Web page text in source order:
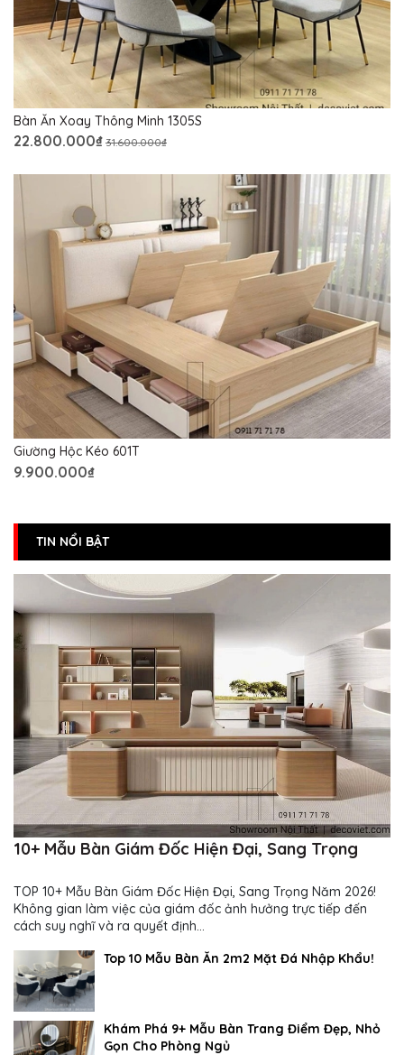
Bàn Ăn Xoay Thông Minh 1305S
22.800.000₫ 31.600.000₫
Giường Hộc Kéo 601T
9.900.000₫
TIN NỔI BẬT
10+ Mẫu Bàn Giám Đốc Hiện Đại, Sang Trọng
TOP 10+ Mẫu Bàn Giám Đốc Hiện Đại, Sang Trọng Năm 2026!
Không gian làm việc của giám đốc ảnh hưởng trực tiếp đến
cách suy nghĩ và ra quyết định...
Top 10 Mẫu Bàn Ăn 2m2 Mặt Đá Nhập Khẩu!
Khám Phá 9+ Mẫu Bàn Trang Điểm Đẹp, Nhỏ
Gọn Cho Phòng Ngủ